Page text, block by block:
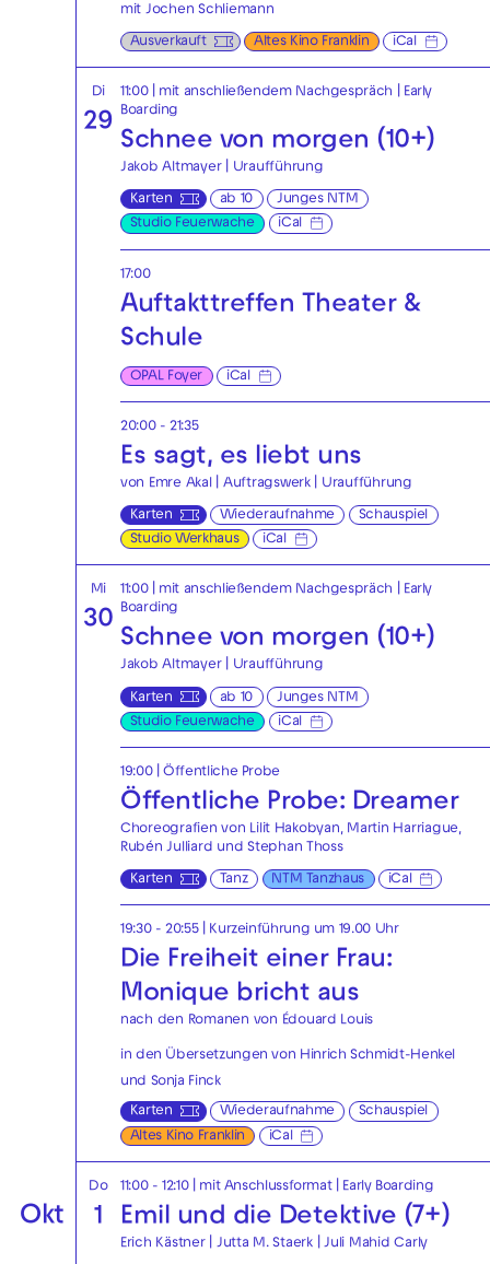
mit Jochen Schliemann
Ausverkauft Altes Kino Franklin iCal
Di
29
11:00 | mit anschließendem Nachgespräch
Early
Boarding
Schnee von morgen (10+)
Jakob Altmayer | Uraufführung
Karten ab 10
Junges NTM
Studio Feuerwache
iCal
17:00
Auftakttreffen Theater &
Schule
OPAL Foyer iCal
20:00 - 21:35
Es sagt, es liebt uns
von Emre Akal | Auftragswerk | Uraufführung
Karten Wiederaufnahme
Schauspiel
Studio Werkhaus
iCal
Mi
30
11:00 | mit anschließendem Nachgespräch | Early
Boarding
Schnee von morgen (10+)
Jakob Altmayer | Uraufführung
Karten ab 10
Junges NTM
Studio Feuerwache
iCal
19:00|Öffentliche Probe
Öffentliche Probe: Dreamer
Choreografien von Lilit Hakobyan, Martin Harriague,
Rubén Julliard und Stephan Thoss
Karten Tanz NTM Tanzhaus iCal
19:30 - 20:55 | Kurzeinführung um 19.00 Uhr
Die Freiheit einer Frau:
Monique bricht aus
nach den Romanen von Édouard Louis
in den Übersetzungen von Hinrich Schmidt-Henkel
und Sonja Finck
Karten Wiederaufnahme
Schauspiel
Altes Kino Franklin
iCal
Okt
Do
1
11:00 - 12:10 | mit Anschlussformat| Early Boarding
Emil und die Detektive (7+)
Erich Kästner | Jutta M. Staerk | Juli Mahid Carly